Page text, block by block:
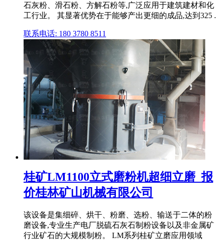
石灰粉、滑石粉、方解石粉等,广泛应用于建筑建材和化
工行业。 其显著优势在于能够产出更细的成品,达到325 .
联系电话: 180 3780 8511
桂矿LM1100立式磨粉机超细立磨_报
价桂林矿山机械有限公司
该设备是集细碎、烘干、粉磨、选粉、输送于二体的粉
磨设备,专业生产电厂脱硫石灰石制粉设备以及非金属矿
行业矿石的大规模制粉。 LM系列桂矿立磨应用领域